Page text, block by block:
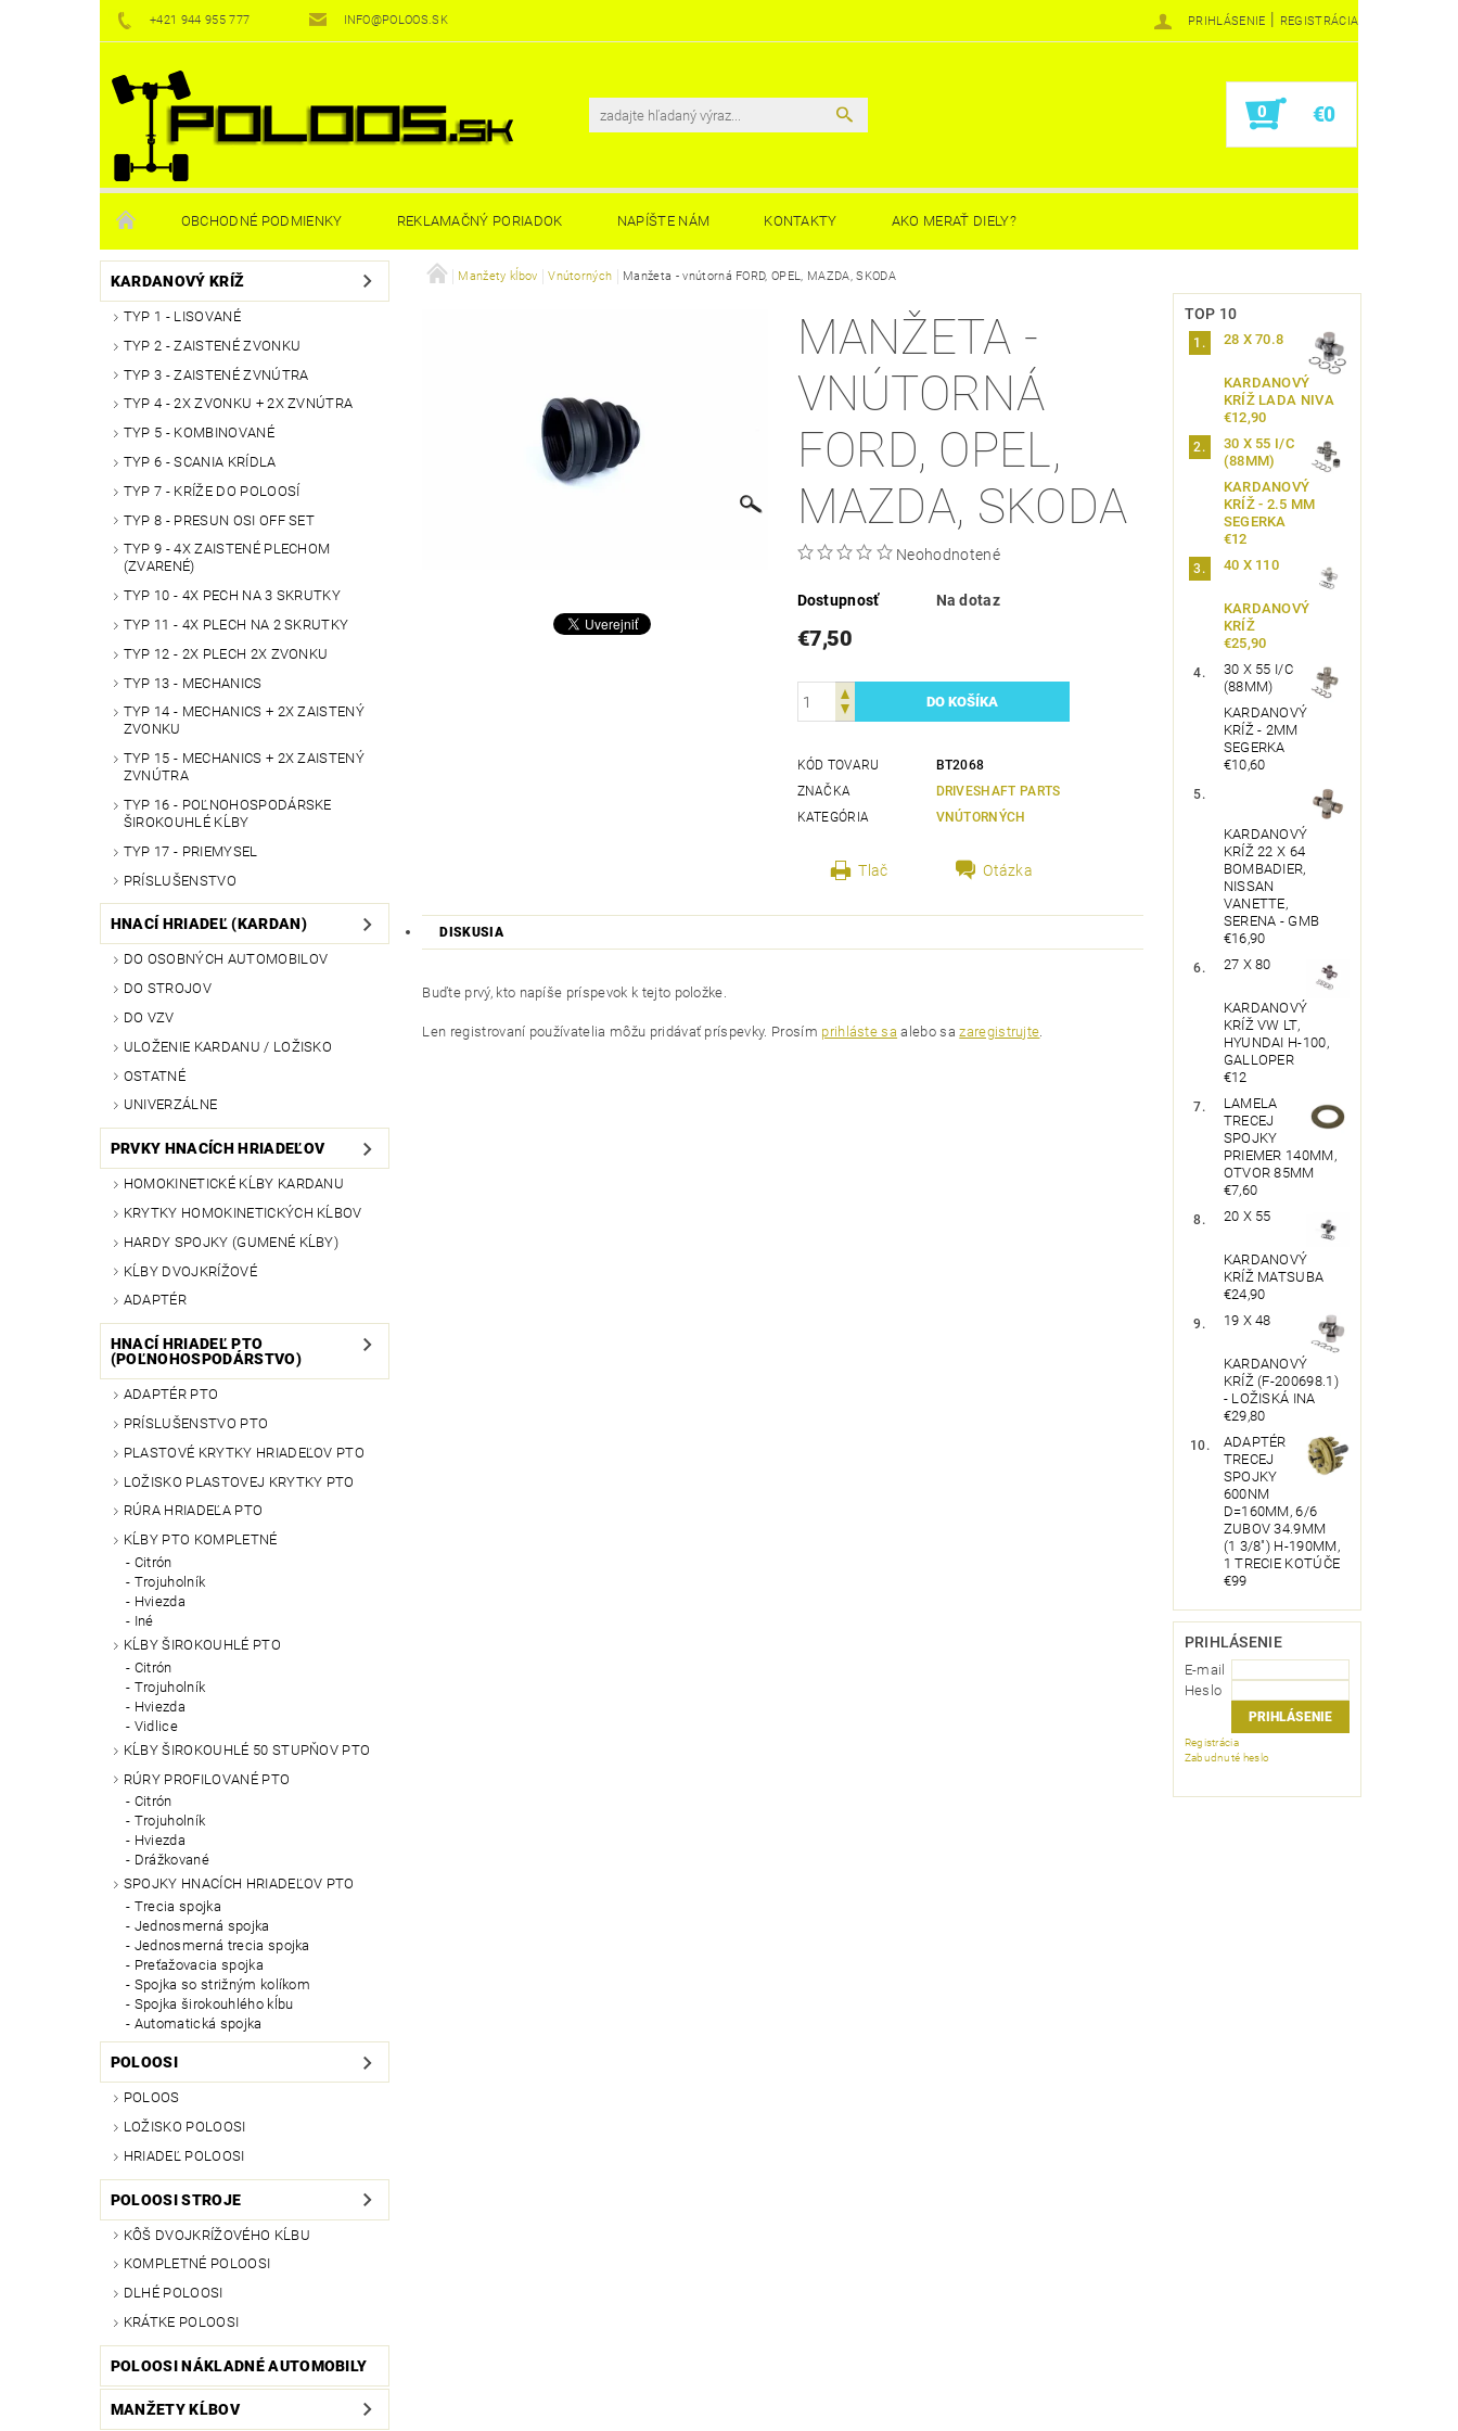
+421 944 955 777 INFO@POLOOS.SK PRIHLÁSENIE | REGISTRÁCIA
0 €0
OBCHODNÉ PODMIENKY REKLAMAČNÝ PORIADOK NAPÍŠTE NÁM KONTAKTY AKO MERAŤ DIELY?
KARDANOVÝ KRÍŽ
TYP 1 - LISOVANÉ
TYP 2 - ZAISTENÉ ZVONKU
TYP 3 - ZAISTENÉ ZVNÚTRA
TYP 4 - 2X ZVONKU + 2X ZVNÚTRA
TYP 5 - KOMBINOVANÉ
TYP 6 - SCANIA KRÍDLA
TYP 7 - KRÍŽE DO POLOOSÍ
TYP 8 - PRESUN OSI OFF SET
TYP 9 - 4X ZAISTENÉ PLECHOM
(ZVARENÉ)
TYP 10 - 4X PECH NA 3 SKRUTKY
TYP 11 - 4X PLECH NA 2 SKRUTKY
TYP 12 - 2X PLECH 2X ZVONKU
TYP 13 - MECHANICS
TYP 14 - MECHANICS + 2X ZAISTENÝ
ZVONKU
TYP 15 - MECHANICS + 2X ZAISTENÝ
ZVNÚTRA
TYP 16 - POĽNOHOSPODÁRSKE
ŠIROKOUHLÉ KĹBY
TYP 17 - PRIEMYSEL
PRÍSLUŠENSTVO
HNACÍ HRIADEĽ (KARDAN)
DO OSOBNÝCH AUTOMOBILOV
DO STROJOV
DO VZV
ULOŽENIE KARDANU / LOŽISKO
OSTATNÉ
UNIVERZÁLNE
PRVKY HNACÍCH HRIADEĽOV
HOMOKINETICKÉ KĹBY KARDANU
KRYTKY HOMOKINETICKÝCH KĹBOV
HARDY SPOJKY (GUMENÉ KĹBY)
KĹBY DVOJKRÍŽOVÉ
ADAPTÉR
HNACÍ HRIADEĽ PTO
(POĽNOHOSPODÁRSTVO)
ADAPTÉR PTO
PRÍSLUŠENSTVO PTO
PLASTOVÉ KRYTKY HRIADEĽOV PTO
LOŽISKO PLASTOVEJ KRYTKY PTO
RÚRA HRIADEĽA PTO
KĹBY PTO KOMPLETNÉ
Citrón
Trojuholník
Hviezda
Iné
KĹBY ŠIROKOUHLÉ PTO
Citrón
Trojuholník
Hviezda
Vidlice
KĹBY ŠIROKOUHLÉ 50 STUPŇOV PTO
RÚRY PROFILOVANÉ PTO
Citrón
Trojuholník
Hviezda
Drážkované
SPOJKY HNACÍCH HRIADEĽOV PTO
Trecia spojka
Jednosmerná spojka
Jednosmerná trecia spojka
Preťažovacia spojka
Spojka so strižným kolíkom
Spojka širokouhlého kĺbu
Automatická spojka
POLOOSI
POLOOS
LOŽISKO POLOOSI
HRIADEĽ POLOOSI
POLOOSI STROJE
KÔŠ DVOJKRÍŽOVÉHO KĹBU
KOMPLETNÉ POLOOSI
DLHÉ POLOOSI
KRÁTKE POLOOSI
POLOOSI NÁKLADNÉ AUTOMOBILY
MANŽETY KĹBOV
Manžety kĺbov Vnútorných Manžeta - vnútorná FORD, OPEL, MAZDA, SKODA
MANŽETA -
VNÚTORNÁ
FORD, OPEL,
MAZDA, SKODA
Neohodnotené
Dostupnosť Na dotaz
€7,50
KÓD TOVARU
BT2068
ZNAČKA
DRIVESHAFT PARTS
KATEGÓRIA
VNÚTORNÝCH
Tlač Otázka
DISKUSIA
Buďte prvý, kto napíše príspevok k tejto položke.
Len registrovaní používatelia môžu pridávať príspevky. Prosím prihláste sa alebo sazaregistrujte.
TOP 10
28 X 70.8
KARDANOVÝ
KRÍŽ LADA NIVA
€12,90
30 X 55 I/C
(88MM)
KARDANOVÝ
KRÍŽ - 2.5 MM
SEGERKA
€12
40 X 110
KARDANOVÝ
KRÍŽ
€25,90
30 X 55 I/C
(88MM)
KARDANOVÝ
KRÍŽ - 2MM
SEGERKA
€10,60
KARDANOVÝ
KRÍŽ 22 X 64
BOMBADIER,
NISSAN
VANETTE,
SERENA - GMB
€16,90
27 X 80
KARDANOVÝ
KRÍŽ VW LT,
HYUNDAI H-100,
GALLOPER
€12
LAMELA
TRECEJ
SPOJKY
PRIEMER 140MM,
OTVOR 85MM
€7,60
20 X 55
KARDANOVÝ
KRÍŽ MATSUBA
€24,90
19 X 48
KARDANOVÝ
KRÍŽ (F-200698.1)
- LOŽISKÁ INA
€29,80
ADAPTÉR
TRECEJ
SPOJKY
600NM
D=160MM, 6/6
ZUBOV 34.9MM
(1 3/8") H-190MM,
1 TRECIE KOTÚČE
€99
PRIHLÁSENIE
E-mail
Heslo
Registrácia
Zabudnuté heslo